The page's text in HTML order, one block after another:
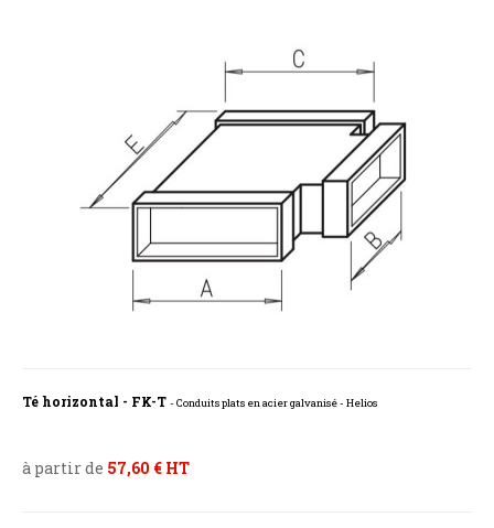
Té horizontal - FK-T - Conduits plats en acier galvanisé - Helios
à partir de 57,60 € HT